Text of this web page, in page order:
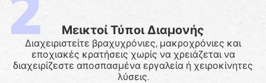
Μεικτοί Τύποι Διαμονής
Διαχειριστείτε βραχυχρόνιες, μακροχρόνιες και
εποχιακές κρατήσεις χωρίς να χρειάζεται να
διαχειρίζεστε αποσπασμένα εργαλεία ή χειροκίνητες
λύσεις.